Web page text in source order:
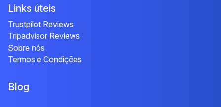
Links úteis
Trustpilot Reviews
Tripadvisor Reviews
Sobre nós
Termos e Condições
Blog